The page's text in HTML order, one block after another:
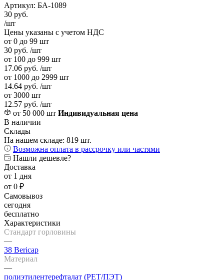
Артикул: БА-1089
30 руб.
/шт
Цены указаны с учетом НДС
от 0 до 99 шт
30 руб. /шт
от 100 до 999 шт
17.06 руб. /шт
от 1000 до 2999 шт
14.64 руб. /шт
от 3000 шт
12.57 руб. /шт
от 50 000 шт Индивидуальная цена
В наличии
Склады
На нашем складе: 819 шт.
Возможна оплата в рассрочку или частями
Нашли дешевле?
Доставка
от 1 дня
от 0 ₽
Самовывоз
сегодня
бесплатно
Характеристики
Стандарт горловины
—
38 Bericap
Материал
—
полиэтилентерефталат (PET/ПЭТ)